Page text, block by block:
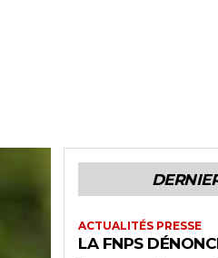
ACTUALITÉS PRESSE
LA FNPS